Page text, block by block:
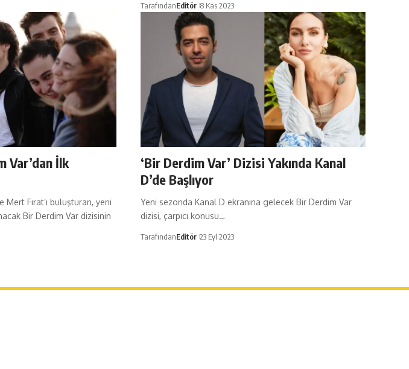
TarafındanEditör 8 Kas 2023
Var’dan İlk
Fırat’ı buluşturan, yeni
Bir Derdim Var dizisinin
‘Bir Derdim Var’ Dizisi Yakında Kanal
D’de Başlıyor
Yeni sezonda Kanal D ekranına gelecek Bir Derdim Var
dizisi, çarpıcı konusu…
TarafındanEditör 23 Eyl 2023
A Kadıköy İstanbul